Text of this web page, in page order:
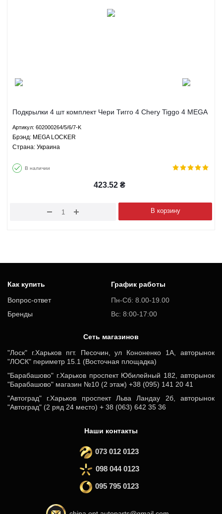
Подкрылки 4 шт комплект Чери Тигго 4 Chery Tiggo 4 MEGA
Артикул: 602000264/5/6/7-K
Брэнд: MEGA LOCKER
Страна: Украина
В наличии
423.52₴
В корзину
Как купить
Вопрос-ответ
Бренды
График работы
Пн-Сб: 8.00-19.00
Вс: 8:00-17:00
Cеть магазинов
"Лоск" г.Харьков пгт. Песочин, ул Кононенко 1А, авторынок
"ЛОСК" периметр 15.1 (Восточная площадка)
"Барабашово" г.Харьков проспект Юбилейный 182, авторынок
"Барабашово" магазин №10 (2 этаж) +38 (095) 141 20 41
"Автоград" г.Харьков проспект Льва Ландау 2б, авторынок
"Автоград" (2 ряд 24 место) + 38 (063) 642 35 36
Наши контакты
073 012 0123
098 044 0123
095 795 0123